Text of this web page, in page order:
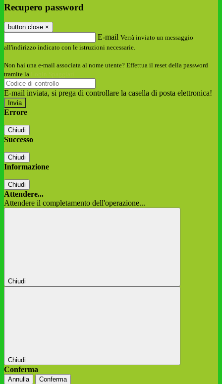
Recupero password
button close ×
E-mail Verrà inviato un messaggio
all'indirizzo indicato con le istruzioni necessarie.
Non hai una e-mail associata al nome utente? Effettua il reset della password
tramite la
E-mail inviata, si prega di controllare la casella di posta elettronica!
Errore
Chiudi
Successo
Chiudi
Informazione
Chiudi
Attendere...
Attendere il completamento dell'operazione...
Chiudi
Chiudi
Conferma
Annulla Conferma